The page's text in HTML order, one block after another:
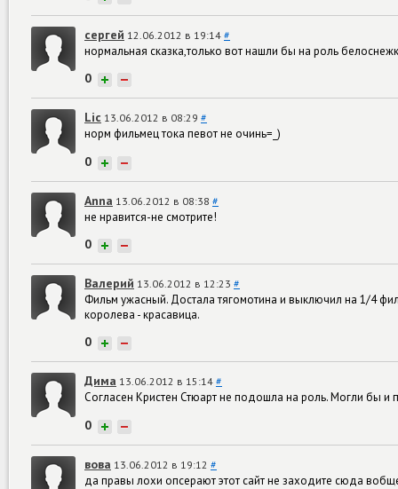
сергей 12.06.2012 в 19:14 #
нормальная сказка,только вот нашли бы на роль
0 + −
Lic 13.06.2012 в 08:29 #
норм фильмец тока певот не очинь=_)
0 + −
Anna 13.06.2012 в 08:38 #
не нравится-не смотрите!
0 + −
Валерий 13.06.2012 в 12:23 #
Фильм ужасный. Достала тягомотина и выключил на 1/4
королева - красавица.
0 + −
Дима 13.06.2012 в 15:14 #
Согласен Кристен Стюарт не подошла на роль. Могли бы и
0 + −
вова 13.06.2012 в 19:12 #
да правы лохи опсерают этот сайт не заходите сюда